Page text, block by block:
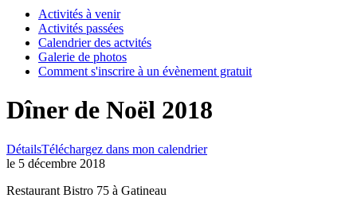
Activités à venir
Activités passées
Calendrier des actvités
Galerie de photos
Comment s'inscrire à un évènement gratuit
Dîner de Noël 2018
DétailsTéléchargez dans mon calendrier
le 5 décembre 2018
Restaurant Bistro 75 à Gatineau